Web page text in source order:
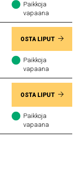
Paikkoja
vapaana
OSTA LIPUT
Paikkoja
vapaana
OSTA LIPUT
Paikkoja
vapaana